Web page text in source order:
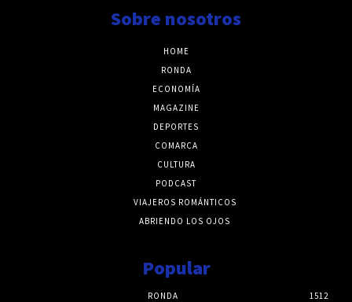
Sobre nosotros
HOME
RONDA
ECONOMÍA
MAGAZINE
DEPORTES
COMARCA
CULTURA
PODCAST
VIAJEROS ROMÁNTICOS
ABRIENDO LOS OJOS
Popular
RONDA
1512